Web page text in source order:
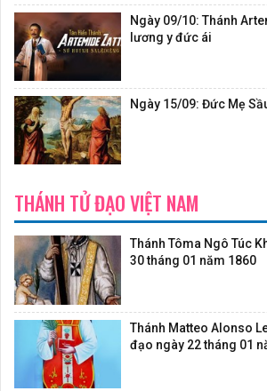
Ngày 09/10: Thánh
lương y đức ái
Ngày 15/09: Đức Mẹ
THÁNH TỬ ĐẠO VIỆT NAM
Thánh Tôma Ngô Túc
30 tháng 01 năm 1860
Thánh Matteo Alonso
đạo ngày 22 tháng 01